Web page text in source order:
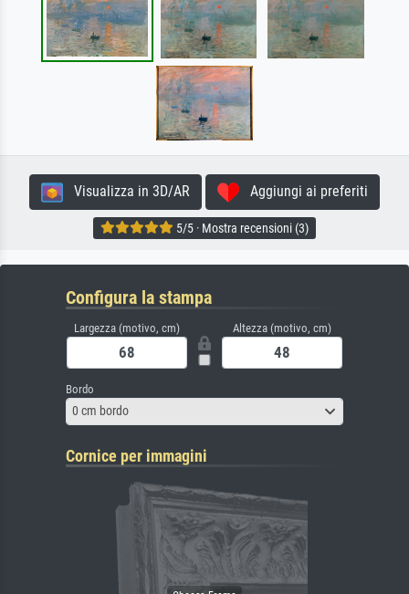
Visualizza in 3D/AR Aggiungi ai preferiti
5/5 · Mostra recensioni (3)
Configura la stampa
Largezza (motivo, cm) Altezza (motivo, cm)
Bordo
0 cm bordo
Cornice per immagini